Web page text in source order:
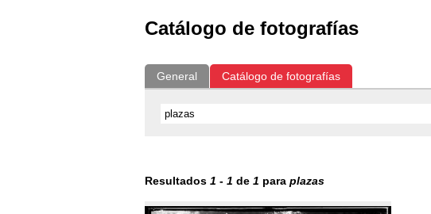
Catálogo de fotografías
General Catálogo de fotografías
Resultados 1 - 1 de 1 para plazas